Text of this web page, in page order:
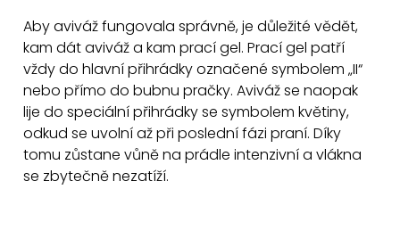
v
k
y
v
ý
p
i
Aby aviváž fungovala správně, je důležité vědět,
kam dát aviváž a kam prací gel. Prací gel patří
vždy do hlavní přihrádky označené symbolem „II“
nebo přímo do bubnu pračky. Aviváž se naopak
lije do speciální přihrádky se symbolem květiny,
odkud se uvolní až při poslední fázi praní. Díky
tomu zůstane vůně na prádle intenzivní a vlákna
se zbytečně nezatíží.